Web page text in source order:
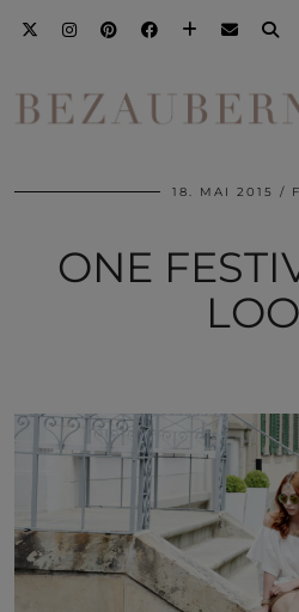
18. MAI 2015
ONE